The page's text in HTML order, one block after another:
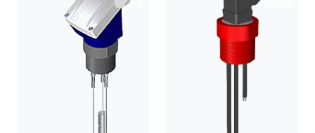
Bærekraft